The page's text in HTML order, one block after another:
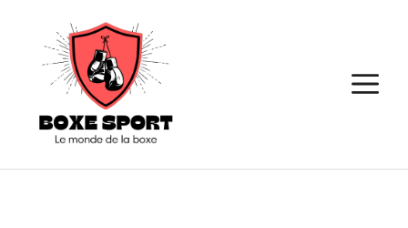
contenu